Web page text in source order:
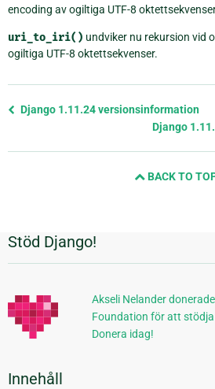
encoding av ogiltiga UTF-8
uri_to_iri() undviker nu rekursion vid
ogiltiga UTF-8 oktettsekvenser.
Föregående
Django 1.11.24 versionsinformation
Django
BACK TO
Ytterligare
information
Stöd Django!
Akseli Nelander
Foundation för att
Donera idag!
Innehåll